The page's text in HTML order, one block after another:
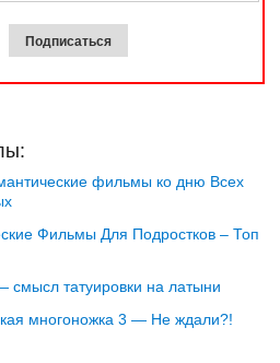
фильмы ко дню Всех
Фильмы Для Подростков – Топ
смысл татуировки на латыни
многоножка 3 — Не ждали?!